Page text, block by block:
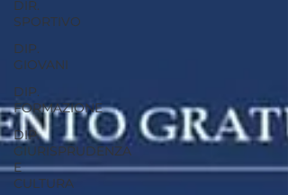
DIR.
SPORTIVO
DIP.
GIOVANI
DIP.
FORMAZIONE
DIP.
GIURISPRUDENZA
E
CULTURA